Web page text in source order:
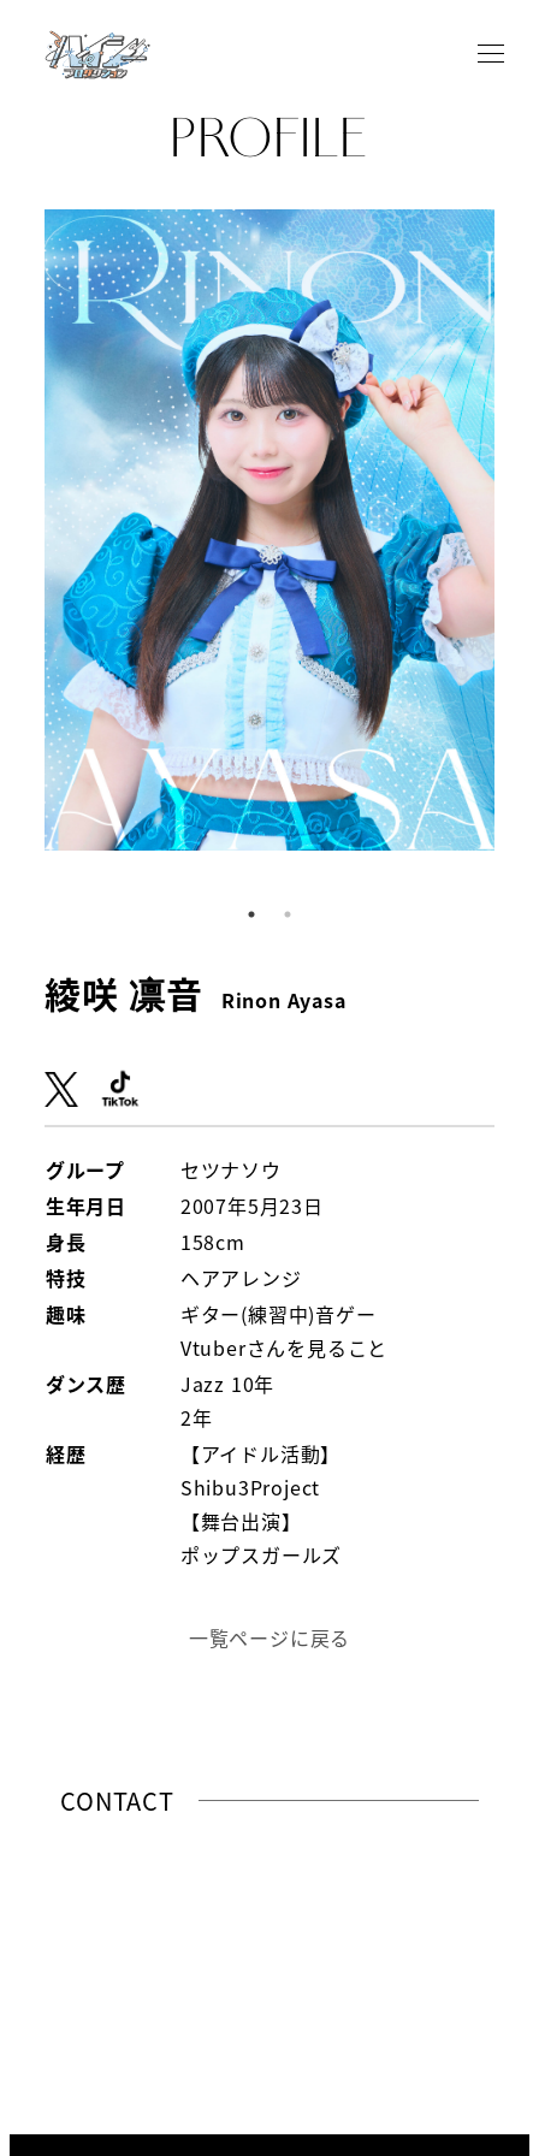
PROFILE
綾咲 凛音 Rinon Ayasa
グループ
セツナソウ
生年月日
2007年5月23日
身長
158cm
特技
ヘアアレンジ
趣味
ギター(練習中)音ゲー
Vtuberさんを見ること
ダンス歴
Jazz 10年
2年
経歴
【アイドル活動】
Shibu3Project
【舞台出演】
ポップスガールズ
一覧ページに戻る
CONTACT